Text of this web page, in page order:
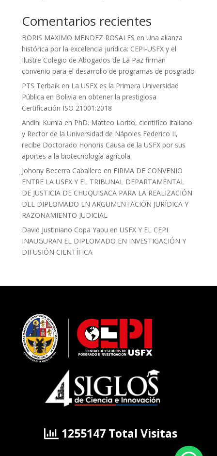
Comentarios recientes
BORIS MAXIMO MENDEZ ROSALES en Una alianza
histórica por la excelencia jurídica: CEPI-USFX y el
Ilustre Colegio de Abogados de La Paz firman
convenio para el desarrollo de programas de posgrado
PTS Terbaiken La USFX es la Primera Universidad
Pública en Bolivia en obtener la prestigiosa
Certificación ISO 21001:2018
Andini Kurnia en PhD. Matteo Lorito, científico Italiano
y Rector de la Universidad de Nápoles Federico II,
recibe Doctorado Honoris Causa de la USFX por sus
aportes a la biotecnología agrícola.
Johony Becerra Caballero en FIRMA DE CONVENIO
ENTRE LA USFX Y EL TRIBUNAL DEPARTAMENTAL
DE JUSTICIA DE CHUQUISACA PARA LA REALIZACIÓN
DEL DIPLOMADO EN ARGUMENTACIÓN JURÍDICA Y
RAZONAMIENTO JUDICIAL
David Justiniano Copa Yapu en USFX Y EL CEPI
INAUGURAN EL DIPLOMADO EN INVESTIGACIÓN Y
DIFUSIÓN CIENTÍFICA
1255147 Total Visitas